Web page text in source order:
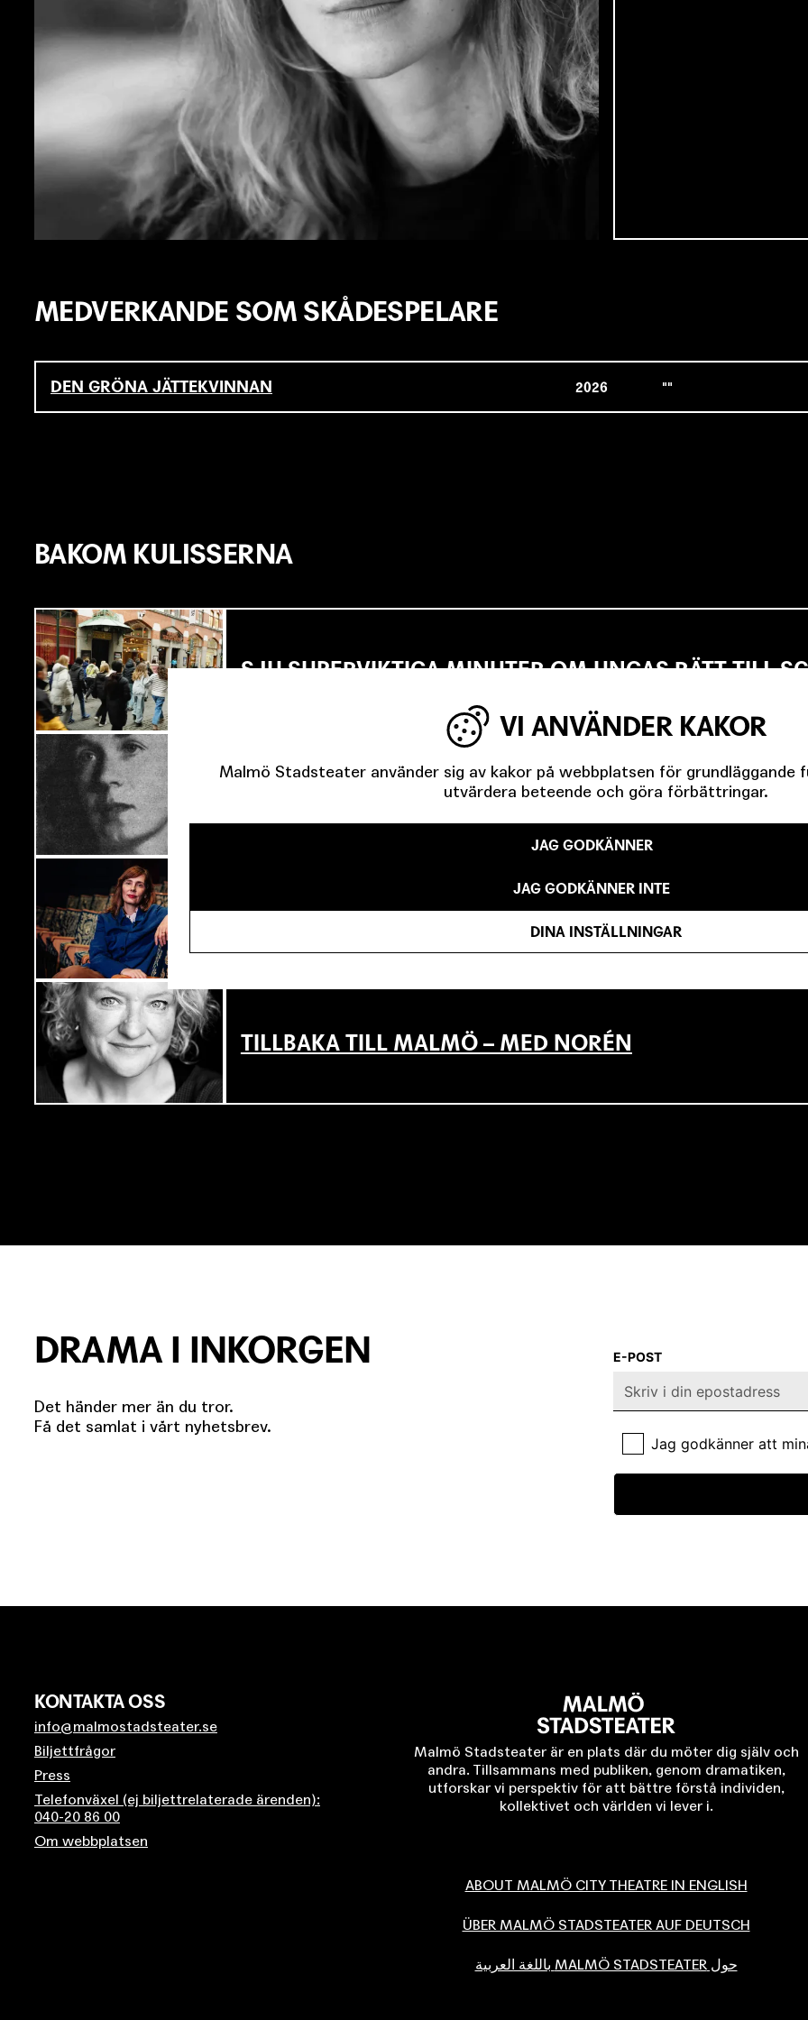
MEDVERKANDE SOM SKÅDESPELARE
DEN GRÖNA JÄTTEKVINNAN 2026
BAKOM KULISSERNA
SJU SUPERVIKTIGA MINUTER OM UNGAS RÄTT TILL
OM TOVE DITLEVSEN OCH KÖPENHAMNSTRILOGIN
I SPRICKAN MELLAN DET SOM VARIT OCH DET SOM
TILLBAKA TILL MALMÖ – MED NORÉN
DRAMA I INKORGEN
Det händer mer än du tror.
Få det samlat i vårt nyhetsbrev.
E-POST
Jag godkänner att
KONTAKTA OSS
info@malmostadsteater.se
Biljettfrågor
Press
Telefonväxel (ej biljettrelaterade ärenden):
040-20 86 00
Om webbplatsen
Malmö Stadsteater är en plats där du möter dig själv och
andra. Tillsammans med publiken, genom dramatiken,
utforskar vi perspektiv för att bättre förstå individen,
kollektivet och världen vi lever i.
ABOUT MALMÖ CITY THEATRE IN ENGLISH
ÜBER MALMÖ STADSTEATER AUF DEUTSCH
حول MALMÖ STADSTEATER باللغة العربية
VI ANVÄNDER KAKOR
Malmö Stadsteater använder sig av kakor på webbplatsen för
utvärdera beteende och göra förbättringar.
JAG GODKÄNNER
JAG GODKÄNNER INTE
DINA INSTÄLLNINGAR